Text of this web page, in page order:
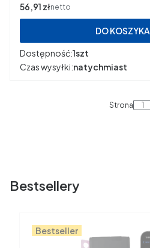
Cena
56,91 złnetto
DO KOSZYKA
Dostępność:1szt
Czas wysyłki:natychmiast
Strona
Bestsellery
Bestseller